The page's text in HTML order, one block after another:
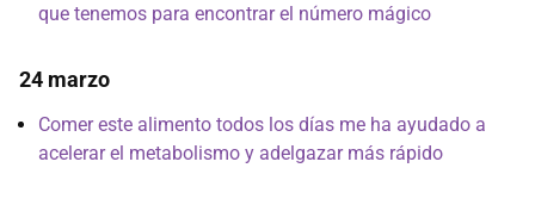
que tenemos para encontrar el número mágico
24 marzo
Comer este alimento todos los días me ha ayudado a
acelerar el metabolismo y adelgazar más rápido